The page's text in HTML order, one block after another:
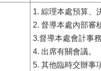
1. 綜理本處預算、
2. 督導本處內部審
3.督導本處會計事務
4. 出席有關會議。
5. 其他臨時交辦事